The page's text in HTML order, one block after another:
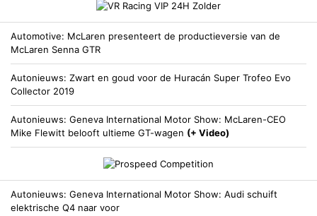
Automotive
McLaren presenteert de productieversie van de
McLaren Senna GTR
Autonieuws Zwart en goud voor de Huracán Super Trofeo Evo
Collector 2019
Autonieuws Geneva International Motor Show: McLaren-CEO
Mike Flewitt belooft ultieme GT-wagen (+ Video)
Autonieuws Geneva International Motor Show: Audi schuift
elektrische Q4 naar voor